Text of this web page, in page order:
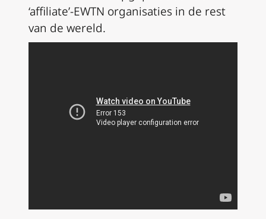
‘affiliate’-EWTN organisaties in de rest
van de wereld.